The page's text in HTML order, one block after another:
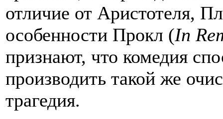
отличие от Аристотеля,
особенности Прокл (In
признают, что комедия
производить такой же
трагедия.